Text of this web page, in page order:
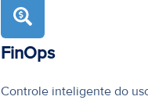
FinOps
Controle inteligente do